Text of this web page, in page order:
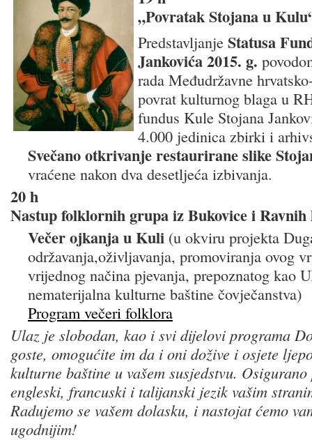
„Povratak Stojana u
Predstavljanje Statusa
Jankovića 2015. g.
rada Međudržavne
povrat kulturnog blaga u
fundus Kule Stojana
4.000 jedinica zbirki i
Svečano otkrivanje restaurirane slike
vraćene nakon dva desetljeća izbivanja.
20 h
Nastup folklornih grupa iz Bukovice i Ravnih
Večer ojkanja u Kuli (u okviru projekta
održavanja,oživljavanja, promoviranja ovog
vrijednog načina pjevanja, prepoznatog kao
nematerijalna kulturne baštine čovječanstva)
Program večeri folklora
Ulaz je slobodan, kao i svi dijelovi programa
goste, omogućite im da i oni dožive i osjete
kulturne baštine u vašem susjedstvu.
engleski, francuski i talijanski jezik vašim
Radujemo se vašem dolasku, i nastojat ćemo
ugodnijim!